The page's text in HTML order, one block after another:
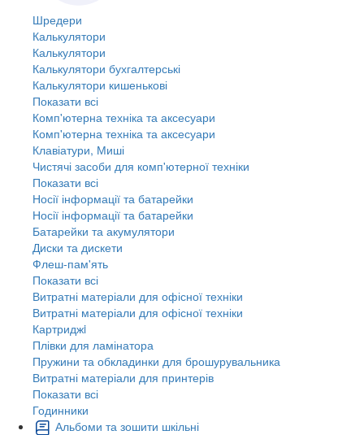
Шредери
Калькулятори
Калькулятори
Калькулятори бухгалтерські
Калькулятори кишенькові
Показати всі
Комп'ютерна техніка та аксесуари
Комп'ютерна техніка та аксесуари
Клавіатури, Миші
Чистячі засоби для комп'ютерної техніки
Показати всі
Носії інформації та батарейки
Носії інформації та батарейки
Батарейки та акумулятори
Диски та дискети
Флеш-пам'ять
Показати всі
Витратні матеріали для офісної техніки
Витратні матеріали для офісної техніки
Картриджi
Плівки для ламінатора
Пружини та обкладинки для брошурувальника
Витратні матеріали для принтерів
Показати всі
Годинники
Альбоми та зошити шкільні